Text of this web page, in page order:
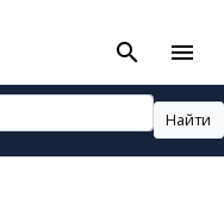
search menu
Найти